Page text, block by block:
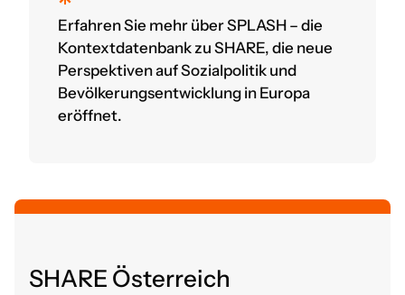
Erfahren Sie mehr über SPLASH – die
Kontextdatenbank zu SHARE, die neue
Perspektiven auf Sozialpolitik und
Bevölkerungsentwicklung in Europa
eröffnet.
SHARE Österreich